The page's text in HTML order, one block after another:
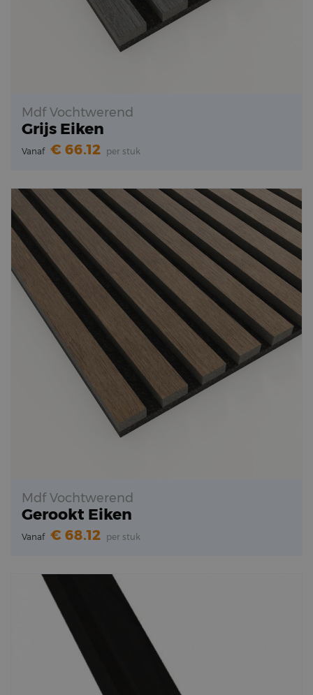
Mdf Vochtwerend
Grijs Eiken
Vanaf 66.12 per stuk
Mdf Vochtwerend
Gerookt Eiken
Vanaf 68.12 per stuk